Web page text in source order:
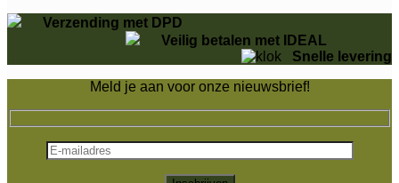
Verzending met DPD
Veilig betalen met IDEAL
Snelle levering
Meld je aan voor onze nieuwsbrief!